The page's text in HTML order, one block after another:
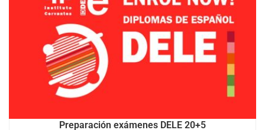
Preparación exámenes DELE 20+5